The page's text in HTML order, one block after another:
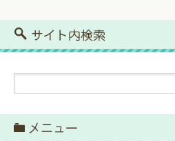
サイト内検索
メニュー